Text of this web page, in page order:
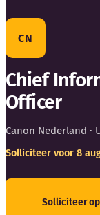
Kennisbank
Blog
Bedrijfsupdates
Woordenboek
CN
Chief
Officer
Canon Nederland ·
Solliciteer voor 8
Solliciteer